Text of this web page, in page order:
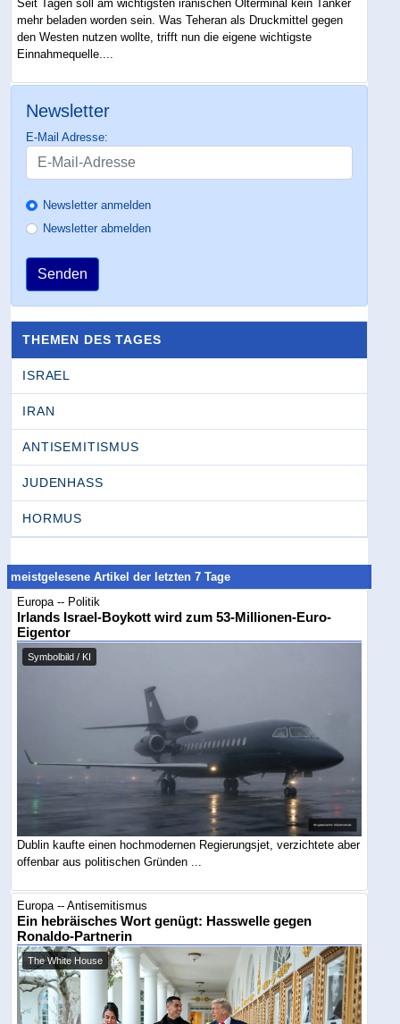
Seit Tagen soll am wichtigsten iranischen Ölterminal kein Tanker
mehr beladen worden sein. Was Teheran als Druckmittel gegen
den Westen nutzen wollte, trifft nun die eigene wichtigste
Einnahmequelle....
Newsletter
E-Mail Adresse:
Newsletter anmelden
Newsletter abmelden
Senden
THEMEN DES TAGES
ISRAEL
IRAN
ANTISEMITISMUS
JUDENHASS
HORMUS
meistgelesene Artikel der letzten 7 Tage
Europa -- Politik
Irlands Israel-Boykott wird zum 53-Millionen-Euro-
Eigentor
Symbolbild / KI
Dublin kaufte einen hochmodernen Regierungsjet, verzichtete aber
offenbar aus politischen Gründen ...
Europa -- Antisemitismus
Ein hebräisches Wort genügt: Hasswelle gegen
Ronaldo-Partnerin
The White House